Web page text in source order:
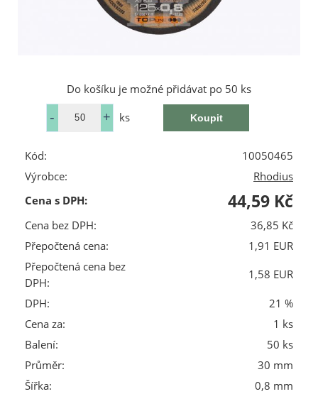
Do košíku je možné přidávat po 50 ks
ks
Kód:
10050465
Výrobce:
Rhodius
Cena s DPH:
44,59 Kč
Cena bez DPH:
36,85 Kč
Přepočtená cena:
1,91 EUR
Přepočtená cena bez
DPH:
1,58 EUR
DPH:
21 %
Cena za:
1 ks
Balení:
50 ks
Průměr:
30 mm
Šířka:
0,8 mm